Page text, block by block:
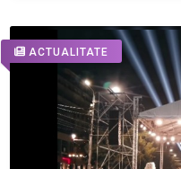
ACTUALITATE